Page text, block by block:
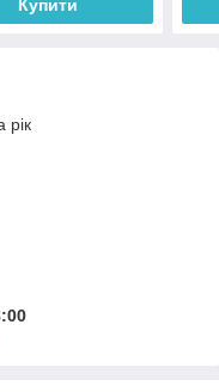
Купити
рік